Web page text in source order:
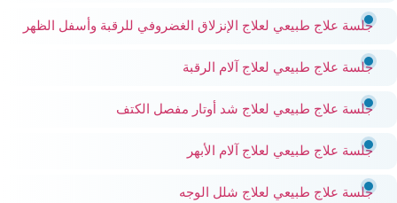
جلسة علاج طبيعي لعلاج الإنزلاق الغضروفي للرقبة وأسفل الظهر
جلسة علاج طبيعي لعلاج آلام الرقبة
جلسة علاج طبيعي لعلاج شد أوتار مفصل الكتف
جلسة علاج طبيعي لعلاج آلام الأبهر
جلسة علاج طبيعي لعلاج شلل الوجه